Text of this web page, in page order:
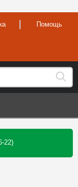
Помощь
22)